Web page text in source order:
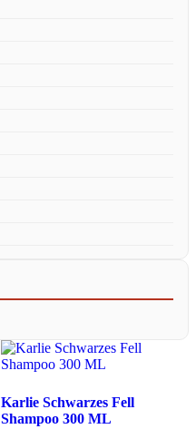
Karlie Schwarzes Fell
Shampoo 300 ML